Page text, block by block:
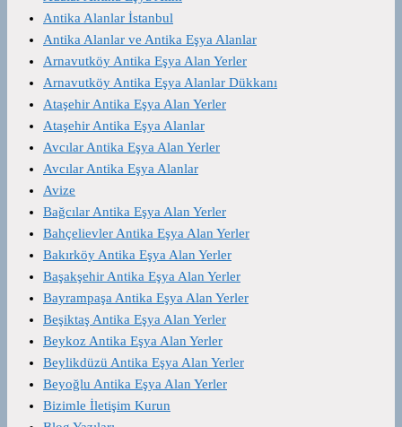
Antika Alanlar İstanbul
Antika Alanlar ve Antika Eşya Alanlar
Arnavutköy Antika Eşya Alan Yerler
Arnavutköy Antika Eşya Alanlar Dükkanı
Ataşehir Antika Eşya Alan Yerler
Ataşehir Antika Eşya Alanlar
Avcılar Antika Eşya Alan Yerler
Avcılar Antika Eşya Alanlar
Avize
Bağcılar Antika Eşya Alan Yerler
Bahçelievler Antika Eşya Alan Yerler
Bakırköy Antika Eşya Alan Yerler
Başakşehir Antika Eşya Alan Yerler
Bayrampaşa Antika Eşya Alan Yerler
Beşiktaş Antika Eşya Alan Yerler
Beykoz Antika Eşya Alan Yerler
Beylikdüzü Antika Eşya Alan Yerler
Beyoğlu Antika Eşya Alan Yerler
Bizimle İletişim Kurun